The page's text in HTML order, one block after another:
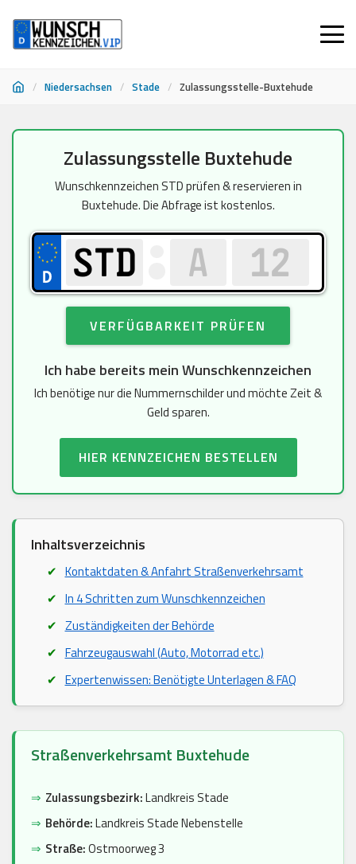
/ Niedersachsen / Stade / Zulassungsstelle-Buxtehude
springen
Zulassungsstelle Buxtehude
Wunschkennzeichen STD prüfen & reservieren in
Buxtehude. Die Abfrage ist kostenlos.
VERFÜGBARKEIT PRÜFEN
Ich habe bereits mein Wunschkennzeichen
Ich benötige nur die Nummernschilder und möchte Zeit &
Geld sparen.
HIER KENNZEICHEN BESTELLEN
Inhaltsverzeichnis
Kontaktdaten & Anfahrt Straßenverkehrsamt
In 4 Schritten zum Wunschkennzeichen
Zuständigkeiten der Behörde
Fahrzeugauswahl (Auto, Motorrad etc.)
Expertenwissen: Benötigte Unterlagen & FAQ
Straßenverkehrsamt Buxtehude
⇒ Zulassungsbezirk:Landkreis Stade
⇒ Behörde:Landkreis Stade Nebenstelle
⇒ Straße:Ostmoorweg 3